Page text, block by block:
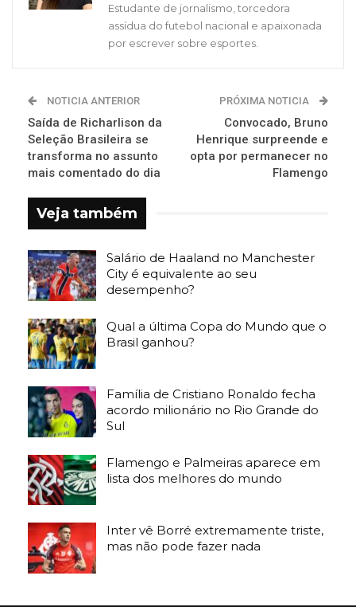
Estudante de jornalismo, torcedora
assídua do futebol nacional e apaixonada
por escrever sobre esportes.
NOTICIA ANTERIOR
Saída de Richarlison da
Seleção Brasileira se
transforma no assunto
mais comentado do dia
PRÓXIMA NOTICIA
Convocado, Bruno
Henrique surpreende e
opta por permanecer no
Flamengo
Veja também
Salário de Haaland no Manchester
City é equivalente ao seu
desempenho?
Qual a última Copa do Mundo que o
Brasil ganhou?
Família de Cristiano Ronaldo fecha
acordo milionário no Rio Grande do
Sul
Flamengo e Palmeiras aparece em
lista dos melhores do mundo
Inter vê Borré extremamente triste,
mas não pode fazer nada